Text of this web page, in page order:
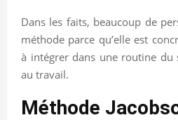
Dans les faits, beaucoup de
méthode parce qu’elle est
à intégrer dans une routine du
au travail.
Méthode